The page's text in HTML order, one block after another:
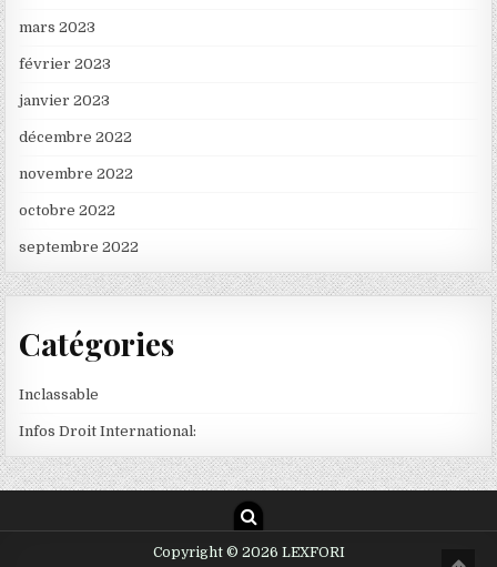
mars 2023
février 2023
janvier 2023
décembre 2022
novembre 2022
octobre 2022
septembre 2022
Catégories
Inclassable
Infos Droit International:
Copyright © 2026 LEXFORI